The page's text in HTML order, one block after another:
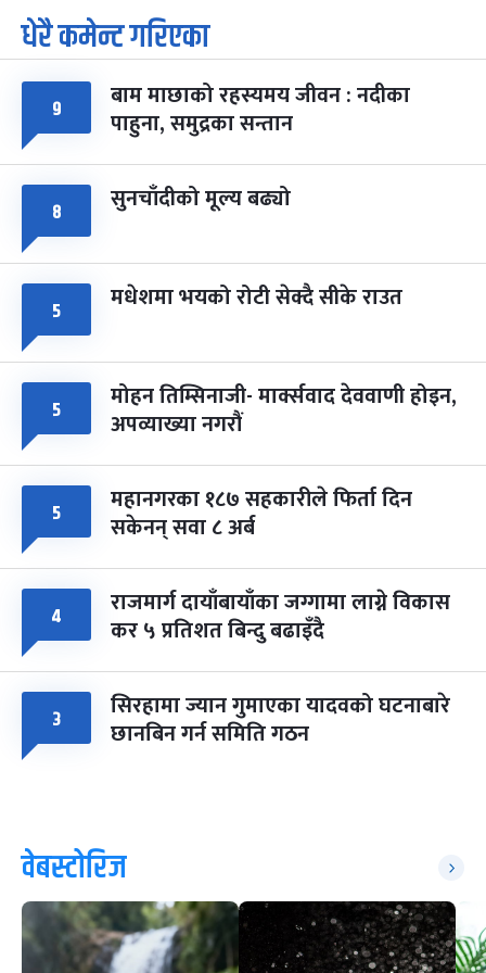
७
आइत
पूर्णिमा व्रत
चैत्र ७, २०८३-Mar 21, 2027
८ फागुपूर्णिमा
चैत्र ८, २०८३-Mar 22, 2027
७ महिना बाँकी
धेरै कमेन्ट गरिएका
९ बाम माछाको रहस्यमय जीवन : नदीका
पाहुना, समुद्रका सन्तान
८ सुनचाँदीको मूल्य बढ्यो
५ मधेशमा भयको रोटी सेक्दै सीके राउत
५ मोहन तिम्सिनाजी- मार्क्सवाद देववाणी होइन,
अपव्याख्या नगरौं
५ महानगरका १८७ सहकारीले फिर्ता दिन
सकेनन् सवा ८ अर्ब
४ राजमार्ग दायाँबायाँका जग्गामा लाग्ने विकास
कर ५ प्रतिशत बिन्दु बढाइँदै
३ सिरहामा ज्यान गुमाएका यादवको घटनाबारे
छानबिन गर्न समिति गठन
वेबस्टोरिज